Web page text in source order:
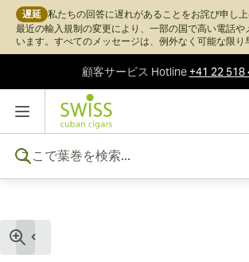
遅延 私たちの回答に遅れがあることをお詫び申し上
最近の輸入規制の変更により、一部の国で高い電話や
います。すべてのメッセージは、例外なく可能な限り
顧客サービス Hotline+41 22 518
コンテンツにスキップ